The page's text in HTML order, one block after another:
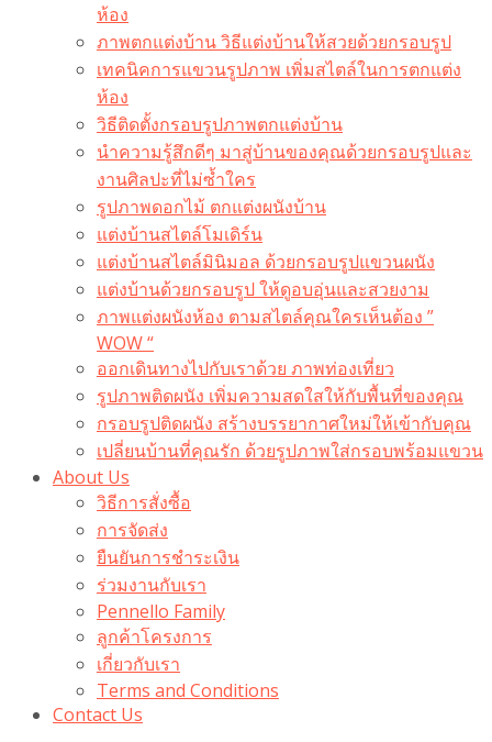
ห้อง
ภาพตกแต่งบ้าน วิธีแต่งบ้านให้สวยด้วยกรอบรูป
เทคนิคการแขวนรูปภาพ เพิ่มสไตล์ในการตกแต่ง
ห้อง
วิธีติดตั้งกรอบรูปภาพตกแต่งบ้าน
นำความรู้สึกดีๆ มาสู่บ้านของคุณด้วยกรอบรูปและ
งานศิลปะที่ไม่ซ้ำใคร
รูปภาพดอกไม้ ตกแต่งผนังบ้าน
แต่งบ้านสไตล์โมเดิร์น
แต่งบ้านสไตล์มินิมอล ด้วยกรอบรูปแขวนผนัง
แต่งบ้านด้วยกรอบรูป ให้ดูอบอุ่นและสวยงาม
ภาพแต่งผนังห้อง ตามสไตล์คุณใครเห็นต้อง ”
WOW “
ออกเดินทางไปกับเราด้วย ภาพท่องเที่ยว
รูปภาพติดผนัง เพิ่มความสดใสให้กับพื้นที่ของคุณ
กรอบรูปติดผนัง สร้างบรรยากาศใหม่ให้เข้ากับคุณ
เปลี่ยนบ้านที่คุณรัก ด้วยรูปภาพใส่กรอบพร้อมแขวน​
About Us
วิธีการสั่งซื้อ
การจัดส่ง
ยืนยันการชำระเงิน
ร่วมงานกับเรา
Pennello Family
ลูกค้าโครงการ
เกี่ยวกับเรา
Terms and Conditions
Contact Us